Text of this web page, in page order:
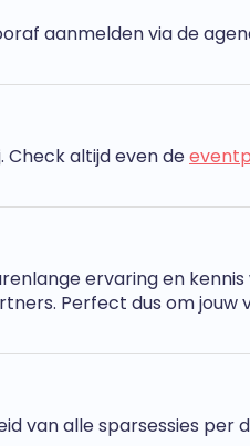
aanmelden via de
Check altijd even de
ervaring en kennis
Perfect dus om jouw
van alle sparsessies per